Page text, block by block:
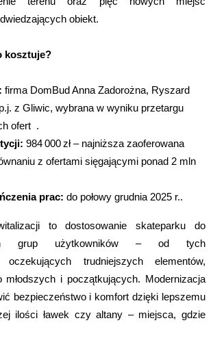
obiekt.
kosztuje?
firma DomBud Anna Zadorożna, Ryszard
z Gliwic, wybrana w wyniku przetargu
ofert .
984 000 zł – najniższa zaoferowana
z ofertami sięgającymi ponad 2 mln
prac: do połowy grudnia 2025 r..
to dostosowanie skateparku do
grup użytkowników – od tych
oczekujących trudniejszych elementów,
i początkujących. Modernizacja
bezpieczeństwo i komfort dzięki lepszemu
ilości ławek czy altany – miejsca, gdzie